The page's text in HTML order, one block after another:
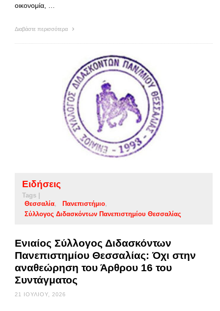
οικονομία, …
Διαβάστε περισσότερα
Ειδήσεις
Tags |
Θεσσαλία
Πανεπιστήμιο
Σύλλογος Διδασκόντων Πανεπιστημίου Θεσσαλίας
Ενιαίος Σύλλογος Διδασκόντων
Πανεπιστημίου Θεσσαλίας: Όχι στην
αναθεώρηση του Άρθρου 16 του
Συντάγματος
21 ΙΟΥΛΊΟΥ, 2026